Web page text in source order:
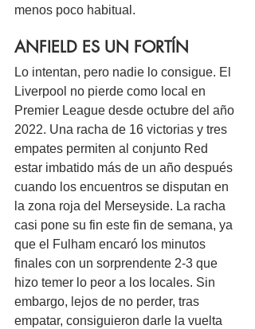
menos poco habitual.
ANFIELD ES UN FORTÍN
Lo intentan, pero nadie lo consigue. El
Liverpool no pierde como local en
Premier League desde octubre del año
2022. Una racha de 16 victorias y tres
empates permiten al conjunto Red
estar imbatido más de un año después
cuando los encuentros se disputan en
la zona roja del Merseyside. La racha
casi pone su fin este fin de semana, ya
que el Fulham encaró los minutos
finales con un sorprendente 2-3 que
hizo temer lo peor a los locales. Sin
embargo, lejos de no perder, tras
empatar, consiguieron darle la vuelta